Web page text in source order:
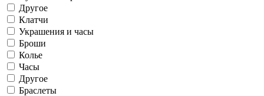
Другое
Клатчи
Украшения и часы
Броши
Колье
Часы
Другое
Браслеты